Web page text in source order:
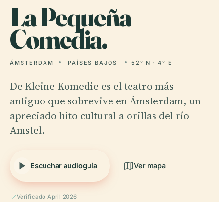
LaPequeña
Comedia.
ÁMSTERDAM PAÍSES BAJOS 52° N · 4° E
De Kleine Komedie es el teatro más
antiguo que sobrevive en Ámsterdam, un
apreciado hito cultural a orillas del río
Amstel.
Escuchar audioguía Ver mapa
Verificado April 2026